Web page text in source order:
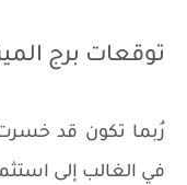
توقعات برج
رُبما تكون قد
في الغالب إلى